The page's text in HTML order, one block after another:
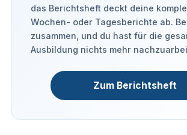
das Berichtsheft deckt deine
Wochen- oder Tagesberichte ab.
zusammen, und du hast für die
Ausbildung nichts mehr
Zum Berichtsheft